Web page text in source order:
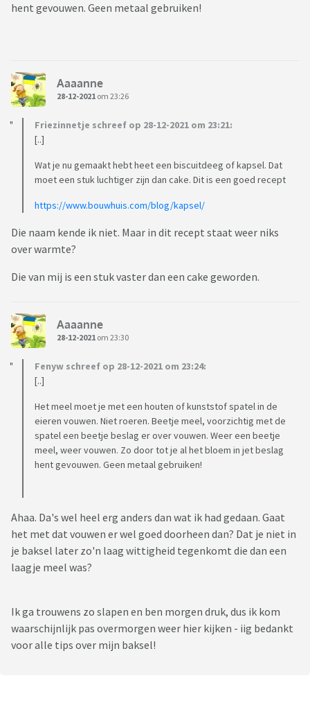
hent gevouwen. Geen metaal gebruiken!
Aaaanne
28-12-2021 om 23:26
Friezinnetje schreef op 28-12-2021 om 23:21:
[..]
Wat je nu gemaakt hebt heet een biscuitdeeg of kapsel. Dat
moet een stuk luchtiger zijn dan cake. Dit is een goed recept
https://www.bouwhuis.com/blog/kapsel/
Die naam kende ik niet. Maar in dit recept staat weer niks
over warmte?
Die van mij is een stuk vaster dan een cake geworden.
Aaaanne
28-12-2021 om 23:30
Fenyw schreef op 28-12-2021 om 23:24:
[..]
Het meel moet je met een houten of kunststof spatel in de
eieren vouwen. Niet roeren. Beetje meel, voorzichtig met de
spatel een beetje beslag er over vouwen. Weer een beetje
meel, weer vouwen. Zo door tot je al het bloem in jet beslag
hent gevouwen. Geen metaal gebruiken!
Ahaa. Da's wel heel erg anders dan wat ik had gedaan. Gaat
het met dat vouwen er wel goed doorheen dan? Dat je niet in
je baksel later zo'n laag wittigheid tegenkomt die dan een
laagje meel was?
Ik ga trouwens zo slapen en ben morgen druk, dus ik kom
waarschijnlijk pas overmorgen weer hier kijken - iig bedankt
voor alle tips over mijn baksel!